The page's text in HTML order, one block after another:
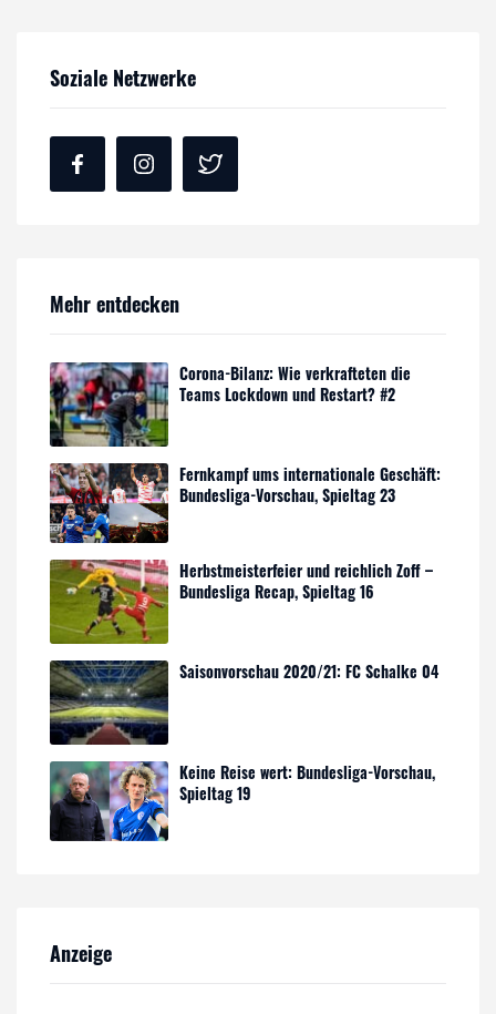
Soziale Netzwerke
Mehr entdecken
Corona-Bilanz: Wie verkrafteten die
Teams Lockdown und Restart? #2
Fernkampf ums internationale Geschäft:
Bundesliga-Vorschau, Spieltag 23
Herbstmeisterfeier und reichlich Zoff –
Bundesliga Recap, Spieltag 16
Saisonvorschau 2020/21: FC Schalke 04
Keine Reise wert: Bundesliga-Vorschau,
Spieltag 19
Anzeige